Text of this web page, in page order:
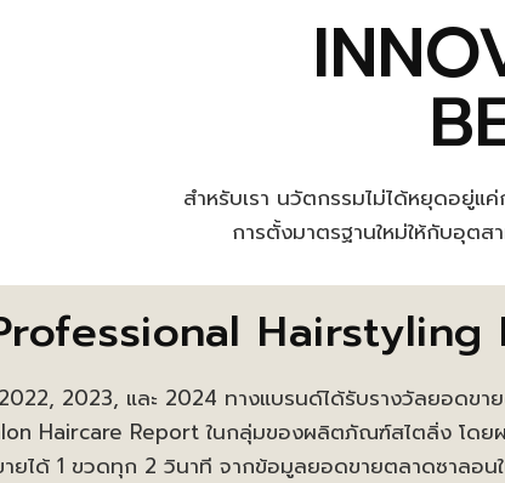
สำหรับเรา นวัตกรรมไม่ได้หยุดอยู่
การตั้งมาตรฐานใหม่ให้กับอุต
Hairstyling
2023, และ 2024 ทางแบรนด์ได้รับรางวัลยอดขา
Haircare Report ในกลุ่มของผลิตภัณฑ์สไตลิ่ง โด
ายได้ 1 ขวดทุก 2 วินาที จากข้อมูลยอดขายตลาดซาลอน